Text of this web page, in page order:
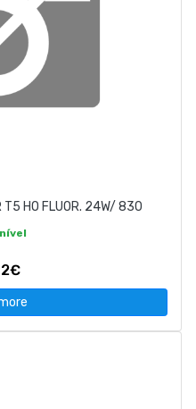
HO FLUOR. 24W/ 830